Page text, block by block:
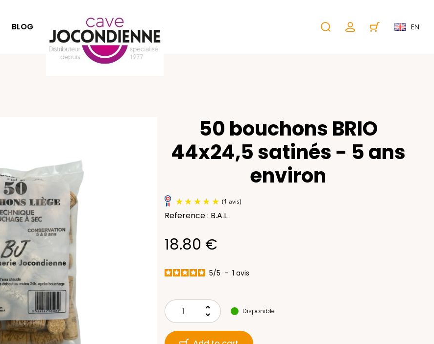
BLOG IDÉES CADEAUX EN
50 bouchons BRIO
44x24,5 satinés - 5 ans
environ
Reference : B.A.L.
18.80 €
5/5 - 1 avis
keyboard_arrow_up
keyboard_arrow_down
Disponible